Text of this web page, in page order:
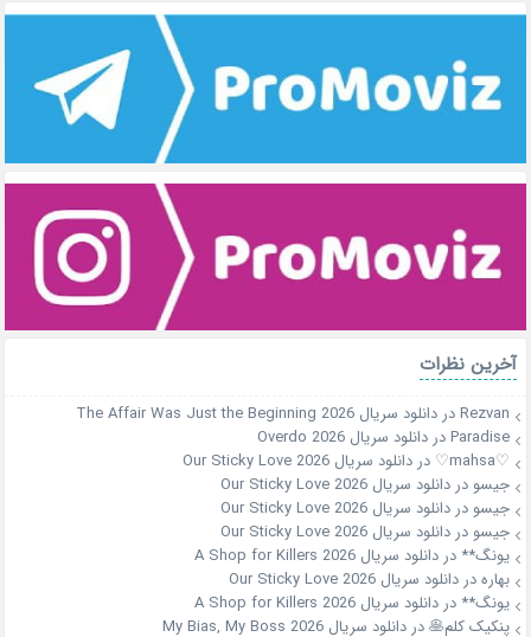
آخرین نظرات
Rezvanدردانلود سریال The Affair Was Just the Beginning 2026
Paradiseدردانلود سریال Overdo 2026
♡mahsa♡
دردانلود سریال Our Sticky Love 2026
جیسو دردانلود سریال Our Sticky Love 2026
جیسو دردانلود سریال Our Sticky Love 2026
جیسو دردانلود سریال Our Sticky Love 2026
یونگ** دردانلود سریال A Shop for Killers 2026
بهارهدردانلود سریال Our Sticky Love 2026
یونگ** دردانلود سریال A Shop for Killers 2026
پنکیک کلم🥞دردانلود سریال My Bias, My Boss 2026